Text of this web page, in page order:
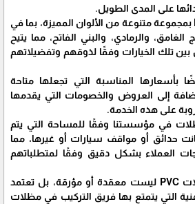
على المدى الطويل.
تتوفر مظلات PVC بمجموعة متنوعة من الألوان المميزة، بما في
الغامق، والرمادي، والبني الفاتح، مما يتيح
بين تلك الخيارات وفقًا لذوقهم وتفضيلاتهم
بأسعارها المناسبة التي تجعلها متاحة
إلى العروض والخصومات التي يقدمها
على هذه الخدمة.
في مؤسستنا وفقًا للمساحة التي يتم
حدائق أو مواقف سيارات أو غيرها، مما
العملاء بشكل دقيق وفقًا لمتطلباتهم
عملية تركيب مظلات PVC ليست معقدة أو مؤرقة، بل تعتمد
التي يتمتع بها فريق التركيب في مظلات